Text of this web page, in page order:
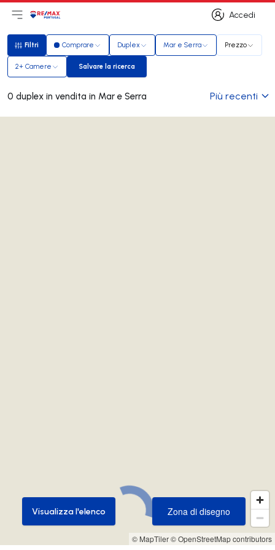
Accedi
Accedi
Apri il menu principale
LogoVai alla homepage
Filtri
Filtri Comprare Duplex Mar e Serra Prezzo
2+ Camere Salvare la ricerca
Salvare la ricerca
0 duplex in vendita in Mar e Serra Più recenti
© MapTiler© OpenStreetMap contributors
Zona di disegno
Zona di disegno
Visualizza l'elenco
Visualizza l'elenco